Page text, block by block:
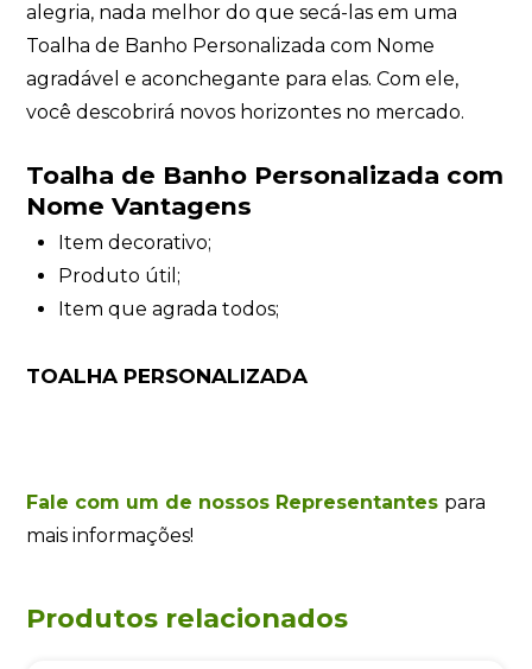
alegria, nada melhor do que secá-las em uma
Toalha de Banho Personalizada com Nome
agradável e aconchegante para elas. Com ele,
você descobrirá novos horizontes no mercado.
Toalha de Banho Personalizada com
Nome Vantagens
Item decorativo;
Produto útil;
Item que agrada todos;
TOALHA PERSONALIZADA
Fale com um de nossos Representantes para
mais informações!
Produtos relacionados